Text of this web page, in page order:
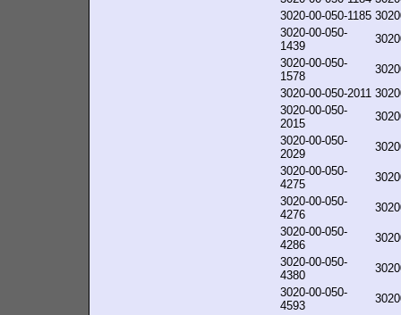
3020-00-050-1185
3020-00-050-
1439
3020-00-050-
1578
3020-00-050-2011
3020-00-050-
2015
3020-00-050-
2029
3020-00-050-
4275
3020-00-050-
4276
3020-00-050-
4286
3020-00-050-
4380
3020-00-050-
4593